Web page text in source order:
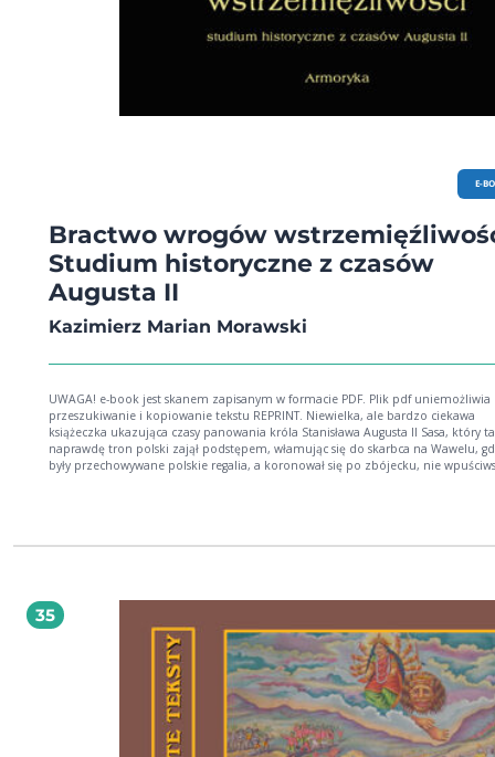
E-
Bractwo wrogów
Studium historyczne z czasów
Augusta II
Kazimierz Marian Morawski
UWAGA! e-book jest skanem zapisanym w formacie PDF. Plik pdf uniemożliwia
przeszukiwanie i kopiowanie tekstu REPRINT. Niewielka, ale bardzo ciekawa
książeczka ukazująca czasy panowania króla Stanisława Augusta II Sasa, który
naprawdę tron polski zajął podstępem, włamując się do skarbca na Wawelu,
były przechowywane polskie regalia, a koronował się po zbójecku, nie
Wówczas się to jeszcze nie udało, ale znakomicie przygotowało grunt. Król
okultyzmu, alchemii, czarów, tajnych lóż i stowarzyszeń. Bo wiek XVIII
był wiekiem oświecenia, a jakiegoś ogłupienia potężnego rządców tego świata.
Czytając tę książeczkę, będzie można się dowiedzieć, jak król się zabawiał, jak
zabawiało się jego otoczenie i jak knuto przeciwko Polsce. Sczezł marnie, a
w Warszawie, rozpaczał, że żył przez wszystkie swoje lata w grzechu.
35